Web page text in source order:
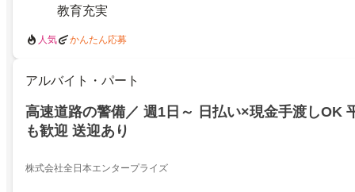
教育充実
人気 かんたん応募
アルバイト・パート
高速道路の警備／ 週1日～ 日払い×現金手渡しOK
も歓迎 送迎あり
株式会社全日本エンタープライズ